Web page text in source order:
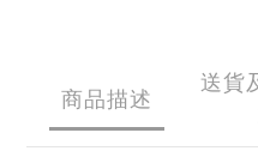
商品描述
送貨